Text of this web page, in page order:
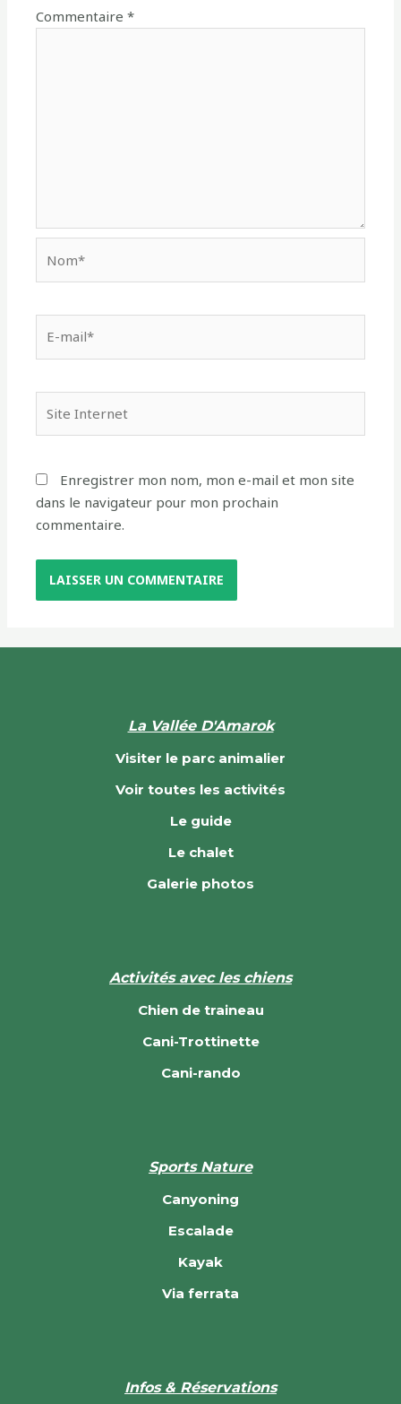
Commentaire*
Enregistrer mon nom, mon e-mail et mon site
dans le navigateur pour mon prochain
commentaire.
La Vallée D'Amarok
Visiter le parc animalier
Voir toutes les activités
Le guide
Le chalet
Galerie photos
Activités avec les chiens
Chien de traineau
Cani-Trottinette
Cani-rando
Sports Nature
Canyoning
Escalade
Kayak
Via ferrata
Infos & Réservations